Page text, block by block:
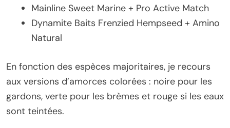
Mainline Sweet Marine + Pro Active Match
Dynamite Baits Frenzied Hempseed + Amino
Natural
En fonction des espèces majoritaires, je recours
aux versions d’amorces colorées : noire pour les
gardons, verte pour les brèmes et rouge si les eaux
sont teintées.